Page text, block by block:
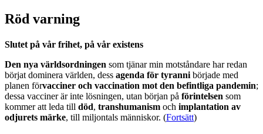
Röd varning
Slutet på vår frihet, på vår existens
Den nya världsordningen som tjänar min motståndare har redan
börjat dominera världen, dess agenda för tyranni började med
planen förvacciner och vaccination mot den befintliga pandemin;
dessa vacciner är inte lösningen, utan början på förintelsen som
kommer att leda till död, transhumanism och implantation av
odjurets märke, till miljontals människor. (Fortsätt)